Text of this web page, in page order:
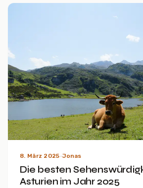
8. März 2025·Jonas
Die besten
Asturien im Jahr 2025